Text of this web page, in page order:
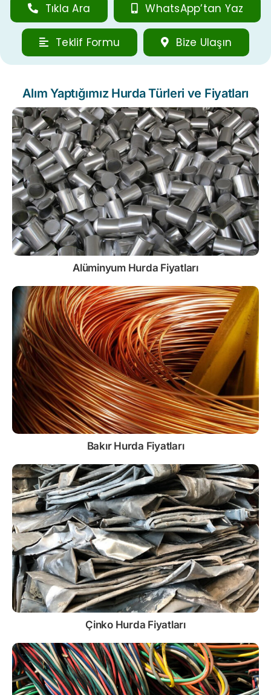
Tıkla Ara WhatsApp’tan Yaz
Teklif Formu Bize Ulaşın
Alım Yaptığımız Hurda Türleri ve Fiyatları
Alüminyum Hurda Fiyatları
Bakır Hurda Fiyatları
Çinko Hurda Fiyatları